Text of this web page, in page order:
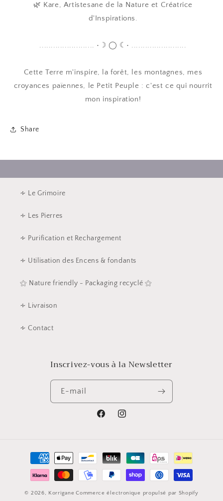
🌿 Kare, Artistesane de la Nature et Créatrice
d'Inspirations.
........................ •☽ ◯ ☾• ........................
Cette Terre m'inspire, la forêt, les montagnes, mes
croyances païennes, le Petit Peuple : c'est ce qui nourrit
mon inspiration!
Share
∻ Le Grimoire
∻ Les Pierres
∻ Purification et Rechargement
∻ Utilisation des Encens & fondants
⚝ Nature friendly - Packaging recyclé ⚝
∻ Livraison
∻ Contact
Inscrivez-vous à la Newsletter
E-mail
FacebookInstagram
Moyens
paiement
© 2026, Korrigane Commerce électronique propulsé par Shopify